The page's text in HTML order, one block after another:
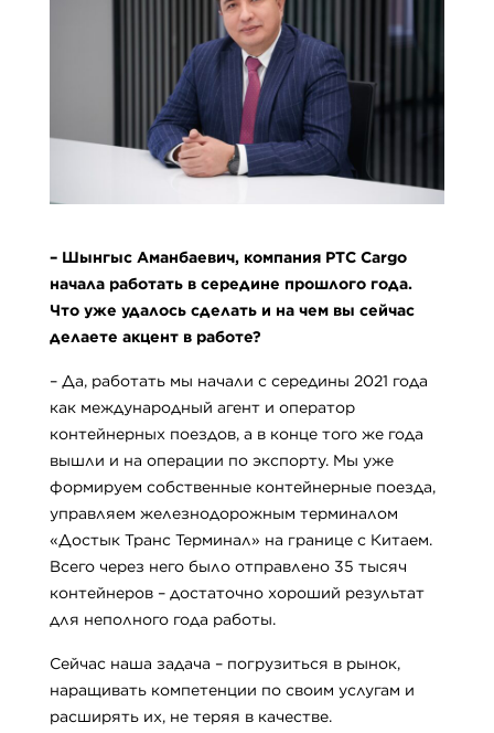
– Шынгыс Аманбаевич, компания PTC Cargo
начала работать в середине прошлого года.
Что уже удалось сделать и на чем вы сейчас
делаете акцент в работе?
– Да, работать мы начали с середины 2021 года
как международный агент и оператор
контейнерных поездов, а в конце того же года
вышли и на операции по экспорту. Мы уже
формируем собственные контейнерные поезда,
управляем железнодорожным терминалом
«Достык Транс Терминал» на границе с Китаем.
Всего через него было отправлено 35 тысяч
контейнеров – достаточно хороший результат
для неполного года работы.
Сейчас наша задача – погрузиться в рынок,
наращивать компетенции по своим услугам и
расширять их, не теряя в качестве.